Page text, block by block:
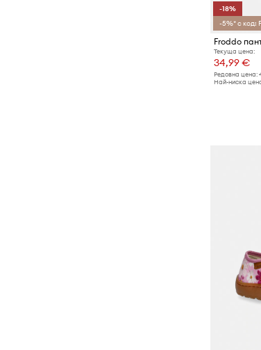
-18%
-5%* с код:
Текуща цена:
34,99 €
Редовна цена:
Най-ниска